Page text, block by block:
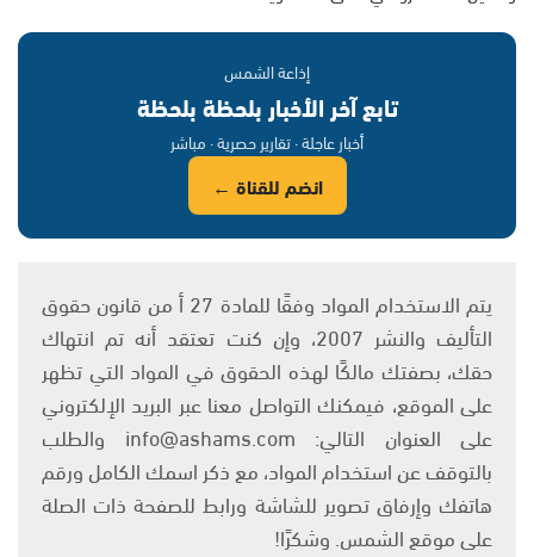
إذاعة الشمس
تابع آخر الأخبار بلحظة بلحظة
أخبار عاجلة · تقارير حصرية · مباشر
انضم للقناة ←
يتم الاستخدام المواد وفقًا للمادة 27 أ من قانون حقوق
التأليف والنشر 2007، وإن كنت تعتقد أنه تم انتهاك
حقك، بصفتك مالكًا لهذه الحقوق في المواد التي تظهر
على الموقع، فيمكنك التواصل معنا عبر البريد الإلكتروني
على العنوان التالي: info@ashams.com والطلب
بالتوقف عن استخدام المواد، مع ذكر اسمك الكامل ورقم
هاتفك وإرفاق تصوير للشاشة ورابط للصفحة ذات الصلة
على موقع الشمس. وشكرًا!